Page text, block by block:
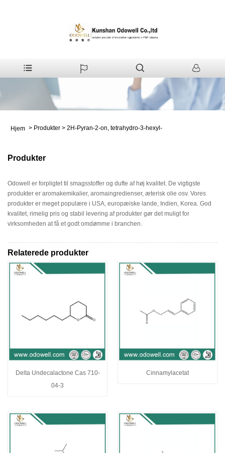
Hjem > Produkter > 2H-Pyran-2-on, tetrahydro-3-hexyl-
Produkter
Odowell er forpligtet til smagsstoffer og dufte af høj kvalitet. De vigtigste
produkter er aromakemikalier, aromaingredienser, æterisk olie osv. Vores
produkter er meget populære i USA, europæiske lande, Indien, Korea. God
kvalitet, rimelig pris og stabil levering af produkter gør det muligt for
virksomheden at få et godt omdømme i branchen.
Relaterede produkter
Delta Undecalactone Cas 710-
04-3
Cinnamylacetat